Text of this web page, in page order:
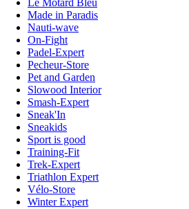
Le Motard Bleu
Made in Paradis
Nauti-wave
On-Fight
Padel-Expert
Pecheur-Store
Pet and Garden
Slowood Interior
Smash-Expert
Sneak'In
Sneakids
Sport is good
Training-Fit
Trek-Expert
Triathlon Expert
Vélo-Store
Winter Expert